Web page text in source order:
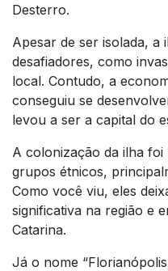
Desterro.
Apesar de ser isolada, a
desafiadores, como
local. Contudo, a
conseguiu se
levou a ser a capital do
A colonização da ilha foi
grupos étnicos,
Como você viu, eles
significativa na região e
Catarina.
Já o nome